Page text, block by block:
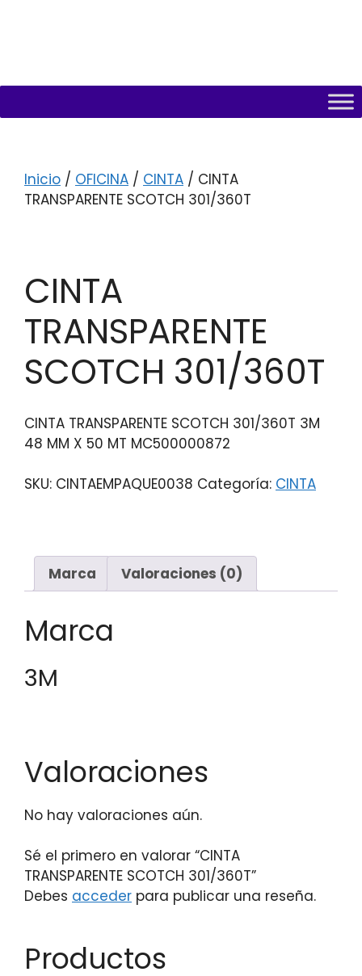
Inicio / OFICINA / CINTA / CINTA
TRANSPARENTE SCOTCH 301/360T
CINTA
TRANSPARENTE
SCOTCH 301/360T
CINTA TRANSPARENTE SCOTCH 301/360T 3M
48 MM X 50 MT MC500000872
SKU: CINTAEMPAQUE0038 Categoría: CINTA
Marca Valoraciones (0)
Marca
3M
Valoraciones
No hay valoraciones aún.
Sé el primero en valorar “CINTA
TRANSPARENTE SCOTCH 301/360T”
Debes acceder para publicar una reseña.
Productos